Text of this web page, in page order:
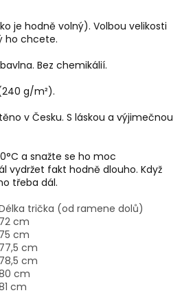
je hodně volný). Volbou velikosti
ho chcete.
Bez chemikálií.
0 g/m²).
v Česku. S láskou a výjimečnou
°C a snažte se ho moc
vydržet fakt hodně dlouho. Když
třeba dál.
trička (od ramene dolů)
72 cm
75 cm
77,5 cm
78,5 cm
cm
cm